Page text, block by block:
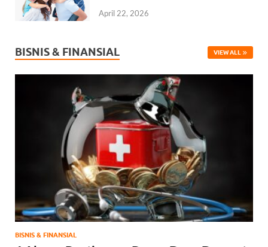
April 22, 2026
BISNIS & FINANSIAL VIEW ALL
BISNIS & FINANSIAL